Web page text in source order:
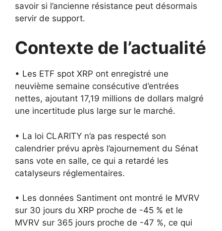
savoir si l’ancienne résistance peut désormais
servir de support.
Contexte de l’actualité
• Les ETF spot XRP ont enregistré une
neuvième semaine consécutive d’entrées
nettes, ajoutant 17,19 millions de dollars malgré
une incertitude plus large sur le marché.
• La loi CLARITY n’a pas respecté son
calendrier prévu après l’ajournement du Sénat
sans vote en salle, ce qui a retardé les
catalyseurs réglementaires.
• Les données Santiment ont montré le MVRV
sur 30 jours du XRP proche de -45 % et le
MVRV sur 365 jours proche de -47 %, ce qui